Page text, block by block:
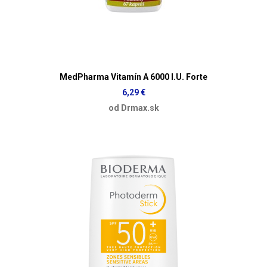
MedPharma Vitamín A 6000 I.U. Forte
6,29 €
od Drmax.sk